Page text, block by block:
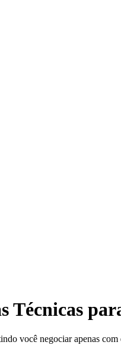
Técnicas
você negociar apenas com